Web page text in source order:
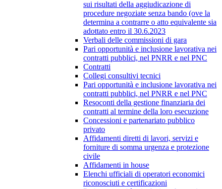
sui risultati della aggiudicazione di
procedure negoziate senza bando (ove la
determina a contrarre o atto equivalente sia
adottato entro il 30.6.2023
Verbali delle commissioni di gara
Pari opportunità e inclusione lavorativa nei
contratti pubblici, nel PNRR e nel PNC
Contratti
Collegi consultivi tecnici
Pari opportunità e inclusione lavorativa nei
contratti pubblici, nel PNRR e nel PNC
Resoconti della gestione finanziaria dei
contratti al termine della loro esecuzione
Concessioni e partenariato pubblico
privato
Affidamenti diretti di lavori, servizi e
forniture di somma urgenza e protezione
civile
Affidamenti in house
Elenchi ufficiali di operatori economici
riconosciuti e certificazioni